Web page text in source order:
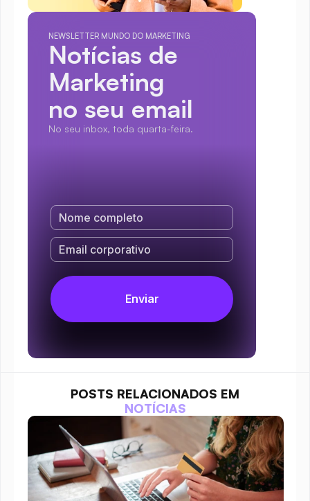
NEWSLETTER MUNDO DO MARKETING
Notícias de
Marketing
no seu email
No seu inbox, toda quarta-feira.
POSTS RELACIONADOS EM
NOTÍCIAS